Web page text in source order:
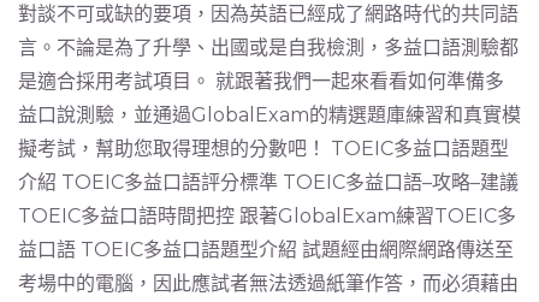
對談不可或缺的要項，因為英語已經成了網路時代的共同語
言。不論是為了升學、出國或是自我檢測，多益口語測驗都
是適合採用考試項目。 就跟著我們一起來看看如何準備多
益口說測驗，並通過GlobalExam的精選題庫練習和真實模
擬考試，幫助您取得理想的分數吧！ TOEIC多益口語題型
介紹 TOEIC多益口語評分標準 TOEIC多益口語–攻略–建議
TOEIC多益口語時間把控 跟著GlobalExam練習TOEIC多
益口語 TOEIC多益口語題型介紹 試題經由網際網路傳送至
考場中的電腦，因此應試者無法透過紙筆作答，而必須藉由